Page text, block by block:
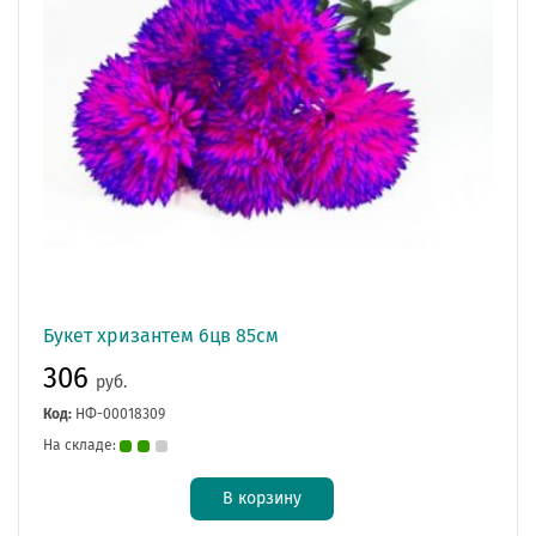
Букет хризантем 6цв 85см
306 руб.
Код: НФ-00018309
На складе:
В корзину